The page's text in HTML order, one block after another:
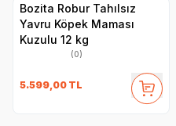
Bozita Robur Tahılsız
Yavru Köpek Maması
Kuzulu 12 kg
(0)
5.599,00 TL